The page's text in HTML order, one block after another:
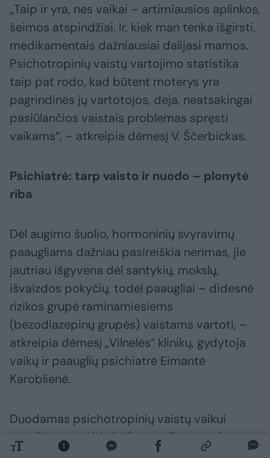
„Taip ir yra, nes vaikai – artimiausios aplinkos,
šeimos atspindžiai. Ir, kiek man tenka išgirsti,
medikamentais dažniausiai dalijasi mamos.
Psichotropinių vaistų vartojimo statistika
taip pat rodo, kad būtent moterys yra
pagrindinės jų vartotojos, deja, neatsakingai
pasiūlančios vaistais problemas spręsti
vaikams“, – atkreipia dėmesį V. Ščerbickas.
Psichiatrė: tarp vaisto ir nuodo – plonytė
riba
Dėl augimo šuolio, hormoninių svyravimų
paaugliams dažniau pasireiškia nerimas, jie
jautriau išgyvena dėl santykių, mokslų,
išvaizdos pokyčių, todėl paaugliai – didesnė
rizikos grupė raminamiesiems
(bezodiazepinų grupės) vaistams vartoti, –
atkreipia dėmesį „Vilnelės“ klinikų, gydytoja
vaikų ir paauglių psichiatrė Eimantė
Karoblienė.
Duodamas psichotropinių vaistų vaikui
negali numatyti, kaip jie paveiks organizmą,
todėl gydytoja kategoriškai prieš tėvų